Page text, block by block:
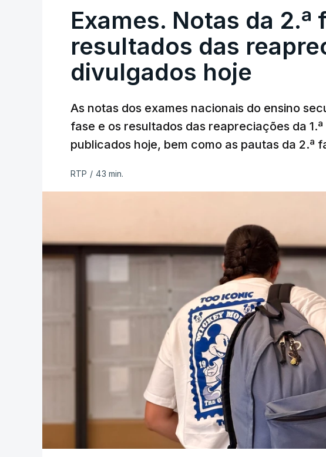
Exames. Notas da 2.ª
resultados das
divulgados hoje
As notas dos exames nacionais do ensino
fase e os resultados das reapreciações da
publicados hoje, bem como as pautas da 2.ª
RTP / 43 min.